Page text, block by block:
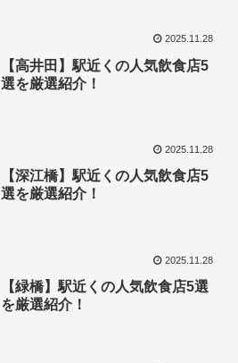
2025.11.28
【高井田】駅近くの人気飲食店5
選を厳選紹介！
2025.11.28
【深江橋】駅近くの人気飲食店5
選を厳選紹介！
2025.11.28
【緑橋】駅近くの人気飲食店5選
を厳選紹介！